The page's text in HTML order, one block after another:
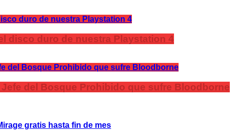
disco duro de nuestra Playstation 4
del Bosque Prohibido que sufre Bloodborne